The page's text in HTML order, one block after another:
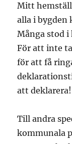
Mitt
alla i bygden
Många stod
För att inte
för att få
att deklarera!
Till andra
kommunala